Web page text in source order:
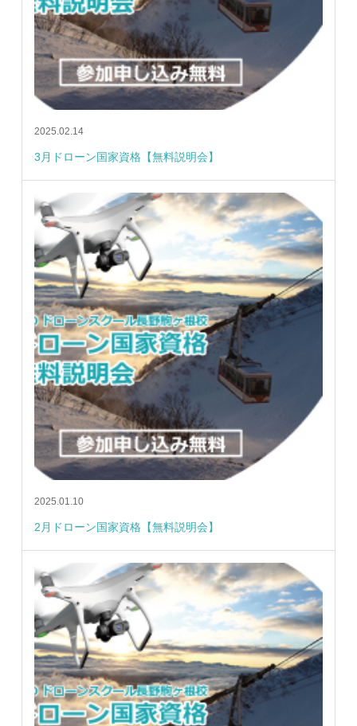
2025.02.14
3月ドローン国家資格【無料説明会】
2025.01.10
2月ドローン国家資格【無料説明会】